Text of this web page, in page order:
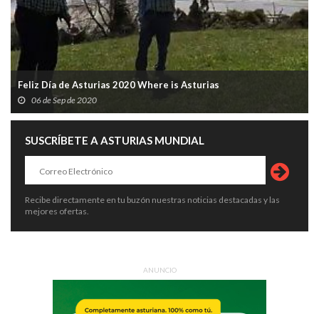
Feliz Día de Asturias 2020 Where is Asturias
06 de Sep de 2020
SUSCRÍBETE A ASTURIAS MUNDIAL
Recibe directamente en tu buzón nuestras noticias destacadas y las
mejores ofertas.
ANUNCIO